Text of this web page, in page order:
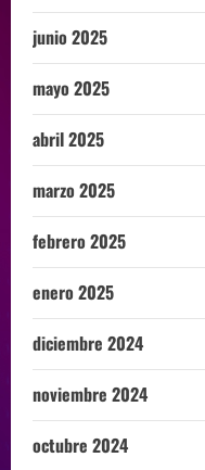
junio 2025
mayo 2025
abril 2025
marzo 2025
febrero 2025
enero 2025
diciembre 2024
noviembre 2024
octubre 2024